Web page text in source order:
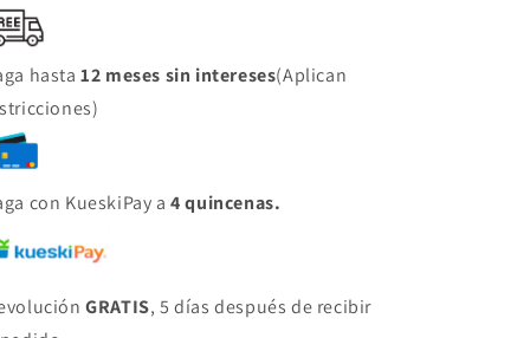
hasta12 meses sin intereses(Aplican
con KueskiPay a4 quincenas.
GRATIS, 5 días después de recibir